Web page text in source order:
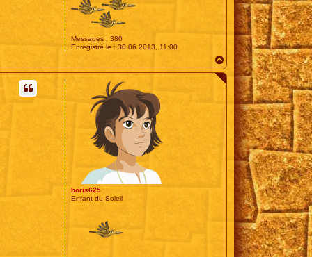
Messages : 380
Enregistré le : 30 06 2013, 11:00
a
u
boris625
Enfant du Soleil